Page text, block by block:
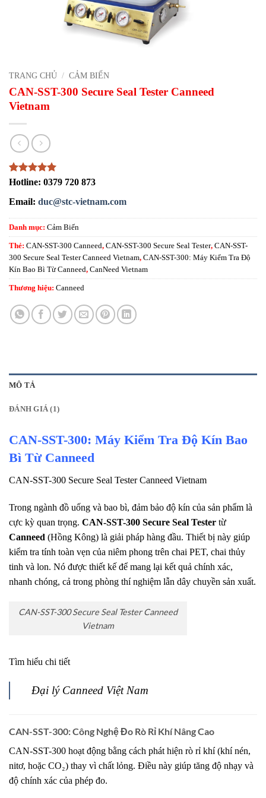
TRANG CHỦ / CẢM BIẾN
CAN-SST-300 Secure Seal Tester Canneed
Vietnam
5trên 5
1
đánh giá
Hotline: 0379 720 873
Email: duc@stc-vietnam.com
Danh mục: Cảm Biến
Thẻ: CAN-SST-300 Canneed, CAN-SST-300 Secure Seal Tester, CAN-SST-
300 Secure Seal Tester Canneed Vietnam, CAN-SST-300: Máy Kiểm Tra Độ
Kín Bao Bì Từ Canneed, CanNeed Vietnam
Thương hiệu: Canneed
MÔ TẢ
ĐÁNH GIÁ (1)
CAN-SST-300: Máy Kiểm Tra Độ Kín Bao
Bì Từ Canneed
CAN-SST-300 Secure Seal Tester Canneed Vietnam
Trong ngành đồ uống và bao bì, đảm bảo độ kín của sản phẩm là
cực kỳ quan trọng. CAN-SST-300 Secure Seal Tester từ
Canneed (Hồng Kông) là giải pháp hàng đầu. Thiết bị này giúp
kiểm tra tính toàn vẹn của niêm phong trên chai PET, chai thủy
tinh và lon. Nó được thiết kế để mang lại kết quả chính xác,
nhanh chóng, cả trong phòng thí nghiệm lẫn dây chuyền sản xuất.
CAN-SST-300 Secure Seal Tester Canneed
Vietnam
Tìm hiểu chi tiết
Đại lý Canneed Việt Nam
CAN-SST-300: Công Nghệ Đo Rò Rỉ Khí Nâng Cao
CAN-SST-300 hoạt động bằng cách phát hiện rò rỉ khí (khí nén,
nitơ, hoặc CO₂) thay vì chất lỏng. Điều này giúp tăng độ nhạy và
độ chính xác của phép đo.